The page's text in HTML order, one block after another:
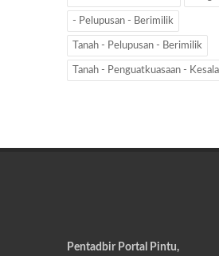
- Pelupusan - Berimilik
Tanah - Pelupusan - Berimilik
Tanah - Penguatkuasaan -
Pentadbir Portal Pintu,